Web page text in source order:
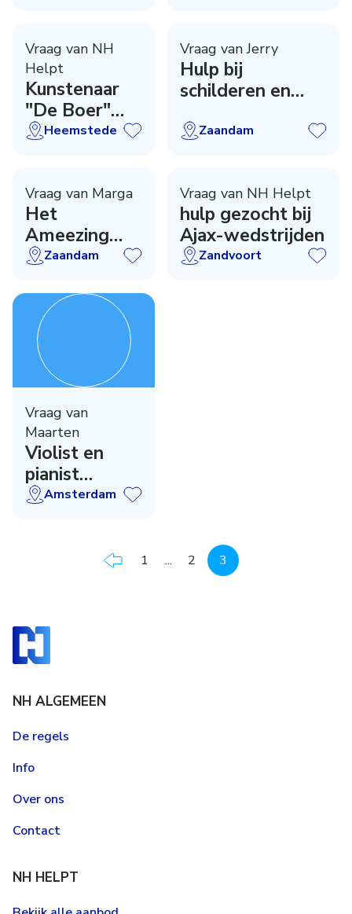
Vraag van NH
Helpt
Kunstenaar
"De Boer"
gezocht
Heemstede
Vraag van Jerry
Hulp bij
schilderen en
Zaandam
Vraag van Marga
Het
Ameezing
Koor uit
zoekt een
dirigent /
repetitor
Zaandam
Vraag van NH Helpt
hulp gezocht bij
Ajax-wedstrijden
Zandvoort
Vraag van
Maarten
Violist en
pianist
gevraagd
Amsterdam
1 ... 2 3
NH ALGEMEEN
De regels
Info
Over ons
Contact
NH HELPT